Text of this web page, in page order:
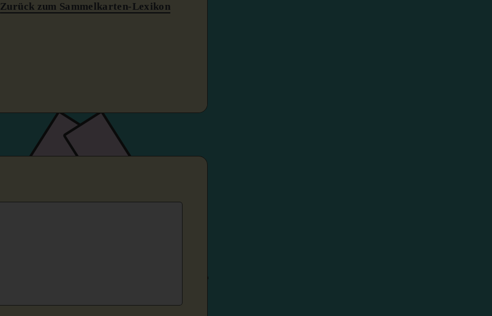
Zurück zum Sammelkarten-Lexikon